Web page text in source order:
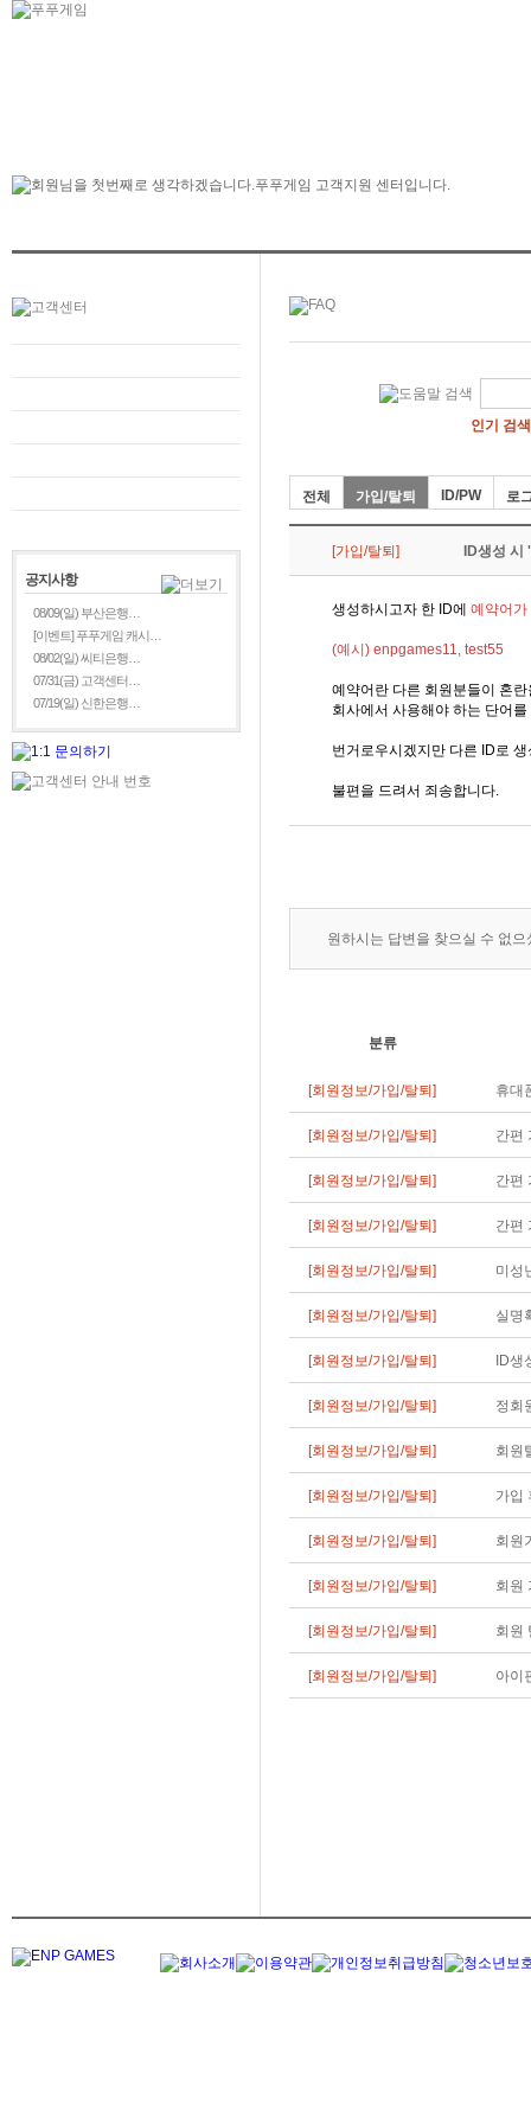
공지사항
08/09(일) 부산은행…
[이벤트] 푸푸게임 캐시…
08/02(일) 씨티은행…
07/31(금) 고객센터…
07/19(일) 신한은행…
인기 검
전체 가입/탈퇴 ID/PW 로
[가입/탈퇴] ID생성
생성하시고자 한 ID에 예약어가
(예시) enpgames11, test55
예약어란 다른 회원분들이 혼
회사에서 사용해야 하는 단어
번거로우시겠지만 다른 ID로
불편을 드려서 죄송합니다.
원하시는 답변을 찾으실 수 없
분류
[회원정보/가입/탈퇴] 휴대
[회원정보/가입/탈퇴] 간편
[회원정보/가입/탈퇴] 간편
[회원정보/가입/탈퇴] 간편
[회원정보/가입/탈퇴] 미성
[회원정보/가입/탈퇴] 실명
[회원정보/가입/탈퇴] ID
[회원정보/가입/탈퇴] 정회
[회원정보/가입/탈퇴] 회원
[회원정보/가입/탈퇴] 가입
[회원정보/가입/탈퇴] 회원
[회원정보/가입/탈퇴] 회원
[회원정보/가입/탈퇴] 회원
[회원정보/가입/탈퇴] 아이